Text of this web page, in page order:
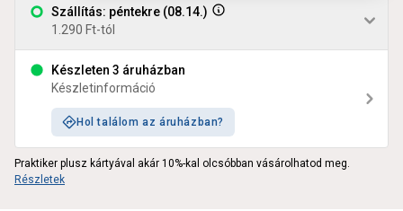
Szállítás: péntekre (08.14.)
1.290 Ft-tól
Készleten 3 áruházban
Készletinformáció
Hol találom az áruházban?
Praktiker plusz kártyával akár 10%-kal olcsóbban vásárolhatod meg.
Részletek